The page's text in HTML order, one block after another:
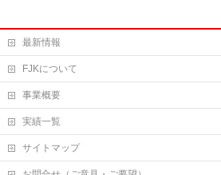
最新情報
FJKについて
事業概要
実績一覧
サイトマップ